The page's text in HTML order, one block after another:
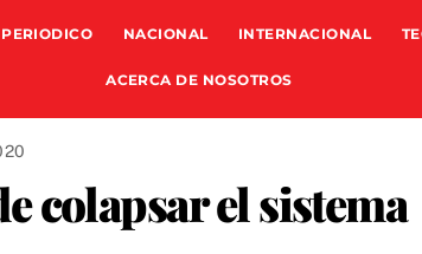
NACIONAL INTERNACIONAL
ACERCA DE NOSOTROS
colapsar el sistema